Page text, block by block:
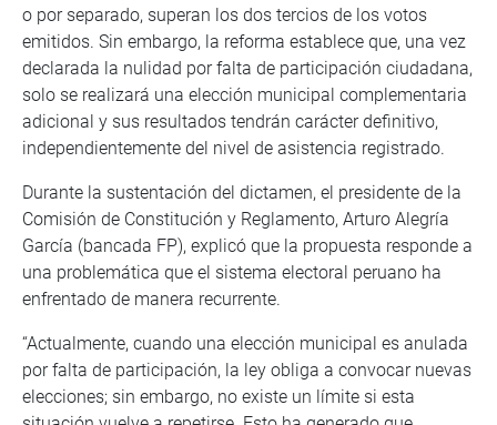
o por separado, superan los dos tercios de los votos
emitidos. Sin embargo, la reforma establece que, una vez
declarada la nulidad por falta de participación ciudadana,
solo se realizará una elección municipal complementaria
adicional y sus resultados tendrán carácter definitivo,
independientemente del nivel de asistencia registrado.
Durante la sustentación del dictamen, el presidente de la
Comisión de Constitución y Reglamento, Arturo Alegría
García (bancada FP), explicó que la propuesta responde a
una problemática que el sistema electoral peruano ha
enfrentado de manera recurrente.
“Actualmente, cuando una elección municipal es anulada
por falta de participación, la ley obliga a convocar nuevas
elecciones; sin embargo, no existe un límite si esta